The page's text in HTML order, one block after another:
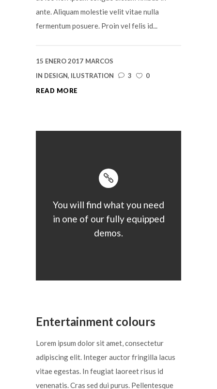
ante. Aliquam molestie velit vitae nulla
fermentum posuere. Proin vel felis id...
15 ENERO 2017 MARCOS
IN DESIGN, ILUSTRATION 3
0
READ MORE
You will find what you need
in one of our fully equipped
demos.
Entertainment colours
Lorem ipsum dolor sit amet, consectetur
adipiscing elit. Integer auctor fringilla lacus
vitae egestas. In feugiat laoreet risus id
venenatis. Cras sed dui purus. Pellentesque